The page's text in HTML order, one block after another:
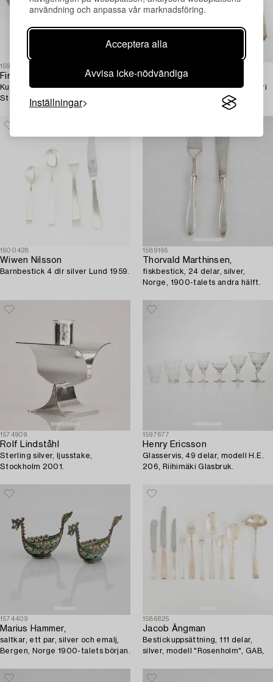
användning och anpassa vår marknadsföring.
Acceptera alla
Avvisa icke-nödvändiga
Inställningar
1599601
Firma Svenskt Tenn
Kuverttallrikar, 8 st, tenn,
Stockholm 1950-70-tal.
Ingrid Dessau
Duk "Nobel" Klässbols linneväveri
linnedamast ca 420x174 cm.
1600428
Wiwen Nilsson
Barnbestick 4 dlr silver Lund 1959.
1589166
Thorvald Marthinsen,
fiskbestick, 24 delar, silver,
Norge, 1900-talets andra hälft.
1574909
Rolf Lindståhl
Sterling silver, ljusstake,
Stockholm 2001.
1597677
Henry Ericsson
Glasservis, 49 delar, modell H.E.
206, Riihimäki Glasbruk.
1574409
Marius Hammer,
saltkar, ett par, silver och emalj,
Bergen, Norge 1900-talets början.
1586825
Jacob Ängman
Bestickuppsättning, 111 delar,
silver, modell "Rosenholm", GAB,